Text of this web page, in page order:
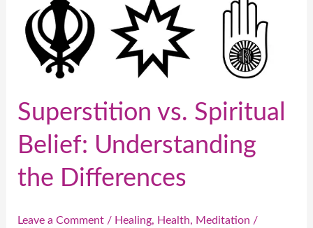
Superstition vs. Spiritual
Belief: Understanding
the Differences
Leave a Comment / Healing, Health, Meditation /